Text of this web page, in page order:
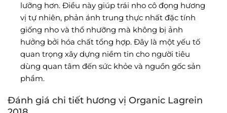
lưỡng hơn. Điều này giúp trái nho cô đọng hương
vị tự nhiên, phản ánh trung thực nhất đặc tính
giống nho và thổ nhưỡng mà không bị ảnh
hưởng bởi hóa chất tổng hợp. Đây là một yếu tố
quan trọng xây dựng niềm tin cho người tiêu
dùng quan tâm đến sức khỏe và nguồn gốc sản
phẩm.
Đánh giá chi tiết hương vị Organic Lagrein